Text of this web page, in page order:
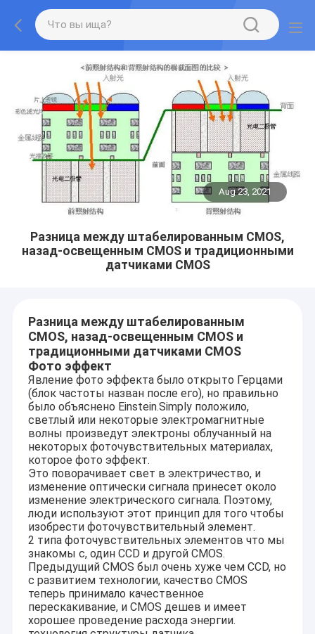
Aug 23, 2021
Разница между штабелированным CMOS,
назад-освещенным CMOS и традиционными
датчиками CMOS
Разница между штабелированным
CMOS, назад-освещенным CMOS и
традиционными датчиками CMOS
Фото эффект
Явление фото эффекта было открыто Герцами
(блок частоты назван после его), но правильно
было объяснено Einstein.Simply положило,
светлый или некоторые электромагнитные
волны произведут электроны облучанный на
некоторых фоточувствительных материалах,
которое фото эффект.
Это поворачивает свет в электричество, и
изменение оптически сигнала принесет около
изменение электрического сигнала. Поэтому,
люди используют этот принцип для того чтобы
изобрести фоточувствительный элемент.
2 типа фоточувствительных элементов что мы
знакомы с, один CCD и другой CMOS.
Предыдущий CMOS был очень хуже чем CCD, но
с развитием технологии, качество CMOS
теперь принимало качественное
перескакивание, и CMOS дешев и имеет
хорошее проведение расхода энергии.